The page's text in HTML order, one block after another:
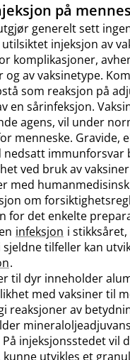
på
generelt sett
injeksjon av
komplikasjoner,
og av vaksinetype.
som reaksjon på
en sårinfeksjon.
agens, vil under
menneske. Gravide,
nedsatt immunforsvar
ved bruk av
med
om
for det enkelte
infeksjon i
tilfeller kan
.
til dyr inneholder
med vaksiner til
reaksjoner av
injeksjonsstedet vil
utvikles et